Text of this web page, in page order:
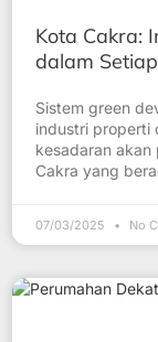
Kota Cakra:
dalam
Sistem green
industri properti
kesadaran akan
Cakra yang
07/03/2025 No